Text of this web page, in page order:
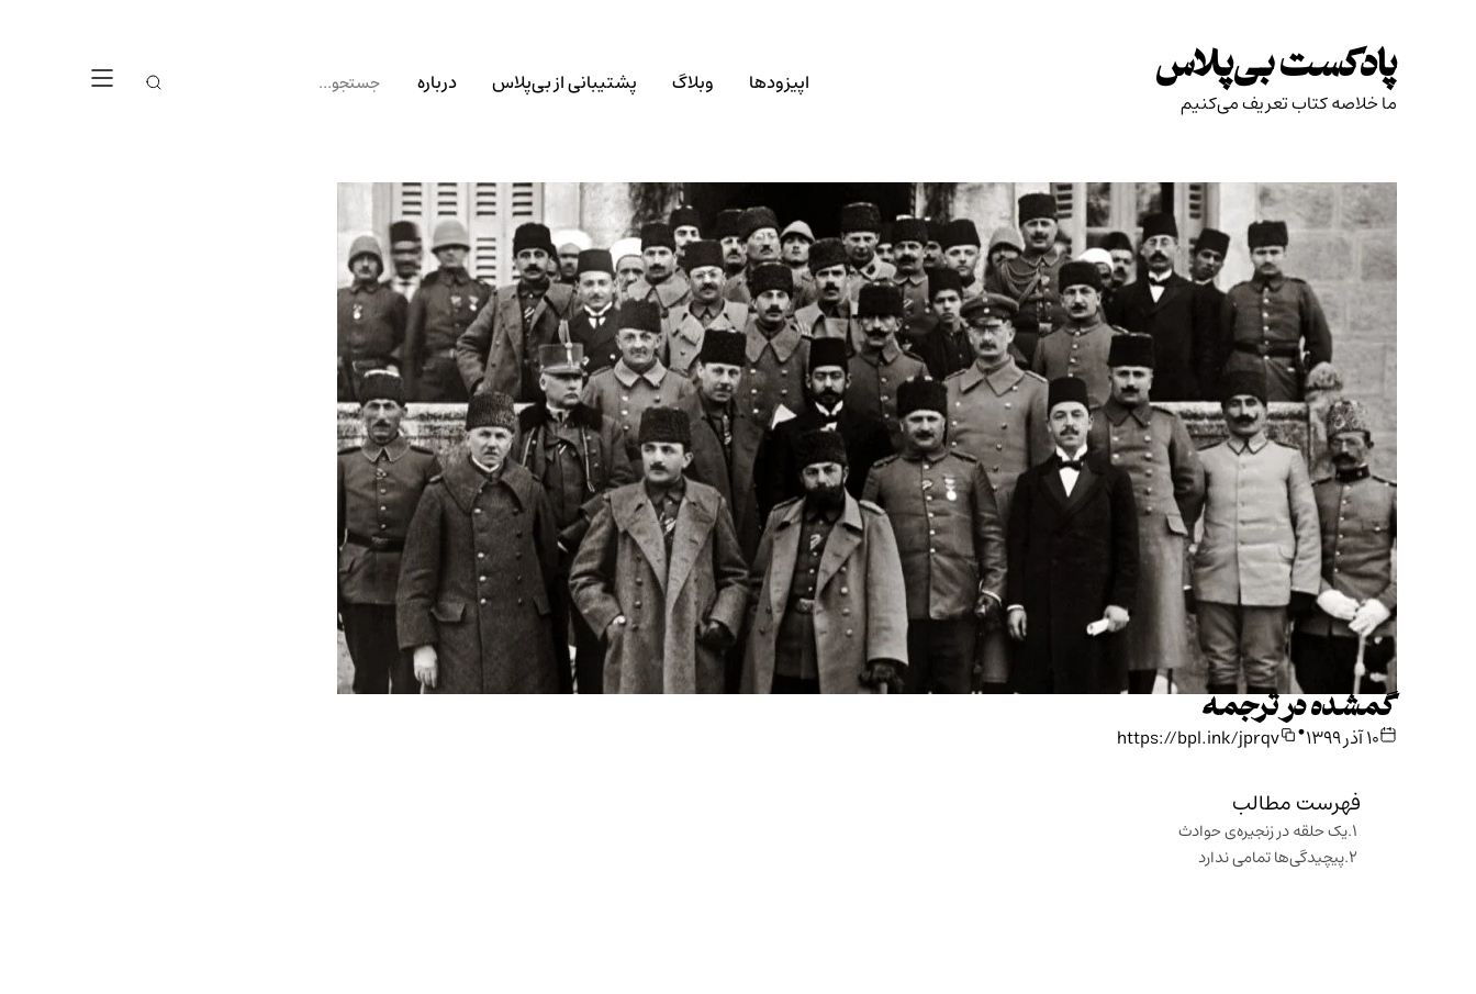
to
content
پادکست بی‌پلاس
ما خلاصه کتاب تعریف می‌کنیم
اپیزودها وبلاگ پشتیبانی از بی‌پلاس درباره
گمشده در ترجمه
۱۰ آذر ۱۳۹۹ •
https://bpl.ink/jprqv
فهرست مطالب
یک حلقه در زنجیره‌ی حوادث
پیچیدگی‌ها تمامی ندارد